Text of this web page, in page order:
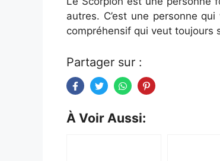
autres. C’est une personne
compréhensif qui veut toujours
Partager sur :
À Voir Aussi: